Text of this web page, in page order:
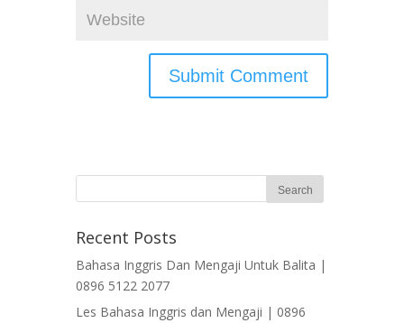
Recent Posts
Bahasa Inggris Dan Mengaji Untuk Balita |
0896 5122 2077
Les Bahasa Inggris dan Mengaji | 0896